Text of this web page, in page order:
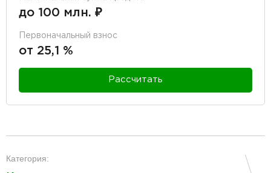
до 100 млн. ₽
Первоначальный взнос
от 25,1 %
Рассчитать
Категория: